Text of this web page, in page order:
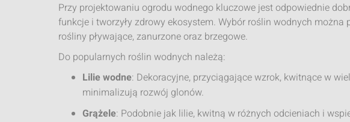
Przy projektowaniu ogrodu wodnego kluczowe jest odpowiednie
funkcje i tworzyły zdrowy ekosystem. Wybór roślin wodnych można
rośliny pływające, zanurzone oraz brzegowe.
Do popularnych roślin wodnych należą:
Lilie wodne: Dekoracyjne, przyciągające wzrok, kwitnące w
minimalizują rozwój glonów.
Grążele: Podobnie jak lilie, kwitną w różnych odcieniach i